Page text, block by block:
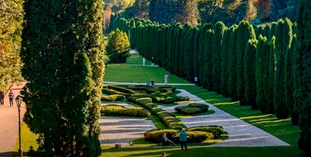
Рекомендуем
Домашние заготовки от
«Лизы»
Масштабные приключения: